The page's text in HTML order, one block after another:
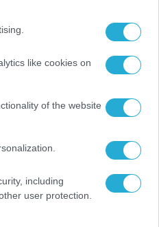
like cookies on
of the website
including
user protection.
schon
jemand
2025
του
έναν